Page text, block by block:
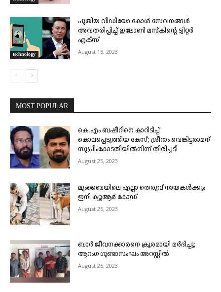
technology
പുതിയ വീഡിയോ കോള്‍ സേവനങ്ങള്‍
അവതരിപ്പിച്ച് ഇലോണ്‍ മസ്‌കിന്റെ ട്വിറ്റര്‍
എക്സ്
August 15, 2023
MOST POPULAR
കെ.എം ബഷീറിനെ കാറിടിച്ച്
കൊലപ്പെടുത്തിയ കേസ്; ശ്രീറാം വെങ്കിട്ടരാമന്
സുപ്രീംകോടതിയിൽനിന്ന് തിരിച്ചടി
August 25, 2023
മുംബൈയിലെ എല്ലാ തെരുവ് നായകൾക്കും
ഇനി ക്യുആർ കോഡ്
August 25, 2023
ബാർ ജീവനക്കാരനെ ക്രൂരമായി മർദിച്ചു;
ആറംഗ ഗുണ്ടാസംഘം അറസ്റ്റിൽ
August 25, 2023